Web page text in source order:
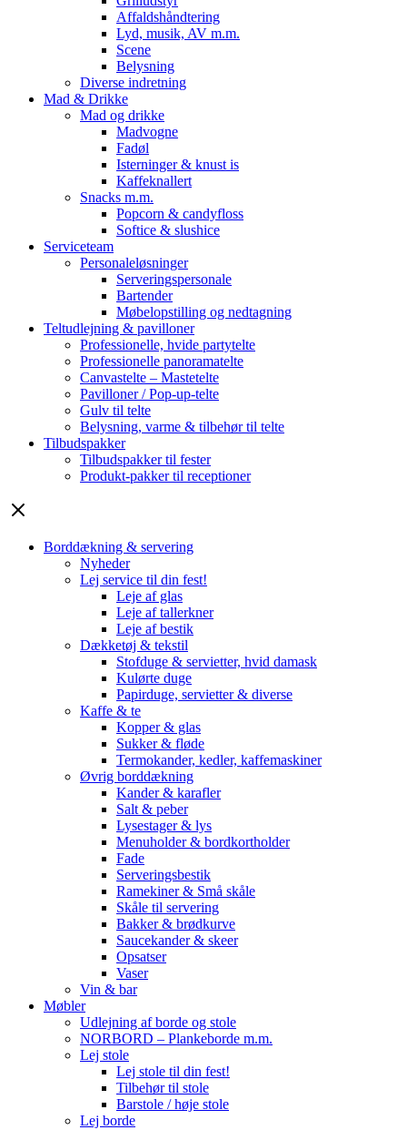
Affaldshåndtering
Lyd, musik, AV m.m.
Scene
Belysning
Diverse indretning
Mad & Drikke
Mad og drikke
Madvogne
Fadøl
Isterninger & knust is
Kaffeknallert
Snacks m.m.
Popcorn & candyfloss
Softice & slushice
Serviceteam
Personaleløsninger
Serveringspersonale
Bartender
Møbelopstilling og nedtagning
Teltudlejning & pavilloner
Professionelle, hvide partytelte
Professionelle panoramatelte
Canvastelte – Mastetelte
Pavilloner / Pop-up-telte
Gulv til telte
Belysning, varme & tilbehør til telte
Tilbudspakker
Tilbudspakker til fester
Produkt-pakker til receptioner
Borddækning & servering
Nyheder
Lej service til din fest!
Leje af glas
Leje af tallerkner
Leje af bestik
Dækketøj & tekstil
Stofduge & servietter, hvid damask
Kulørte duge
Papirduge, servietter & diverse
Kaffe & te
Kopper & glas
Sukker & fløde
Termokander, kedler, kaffemaskiner
Øvrig borddækning
Kander & karafler
Salt & peber
Lysestager & lys
Menuholder & bordkortholder
Fade
Serveringsbestik
Ramekiner & Små skåle
Skåle til servering
Bakker & brødkurve
Saucekander & skeer
Opsatser
Vaser
Vin & bar
Møbler
Udlejning af borde og stole
NORBORD – Plankeborde m.m.
Lej stole
Lej stole til din fest!
Tilbehør til stole
Barstole / høje stole
Lej borde